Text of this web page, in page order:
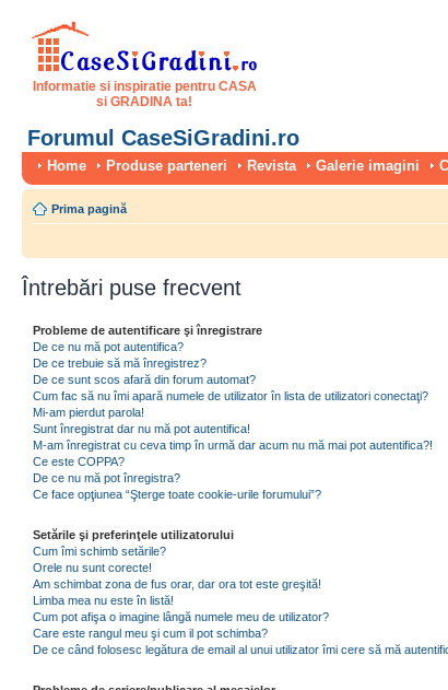
Informatie si inspiratie pentru CASA
si GRADINA ta!
Forumul CaseSiGradini.ro
Home Produse parteneri Revista Galerie imagini
Prima pagină
Întrebări puse frecvent
Probleme de autentificare şi înregistrare
De ce nu mă pot autentifica?
De ce trebuie să mă înregistrez?
De ce sunt scos afară din forum automat?
Cum fac să nu îmi apară numele de utilizator în lista de utilizatori conectaţi?
Mi-am pierdut parola!
Sunt înregistrat dar nu mă pot autentifica!
M-am înregistrat cu ceva timp în urmă dar acum nu mă mai pot autentifica?!
Ce este COPPA?
De ce nu mă pot înregistra?
Ce face opţiunea “Şterge toate cookie-urile forumului”?
Setările şi preferinţele utilizatorului
Cum îmi schimb setările?
Orele nu sunt corecte!
Am schimbat zona de fus orar, dar ora tot este greşită!
Limba mea nu este în listă!
Cum pot afişa o imagine lângă numele meu de utilizator?
Care este rangul meu şi cum il pot schimba?
De ce când folosesc legătura de email al unui utilizator îmi cere să mă